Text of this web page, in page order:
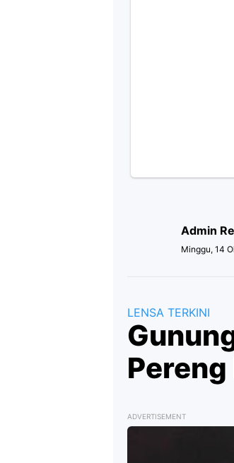
Admin
Minggu, 14
LENSA TERKINI
ADVERTISEMENT